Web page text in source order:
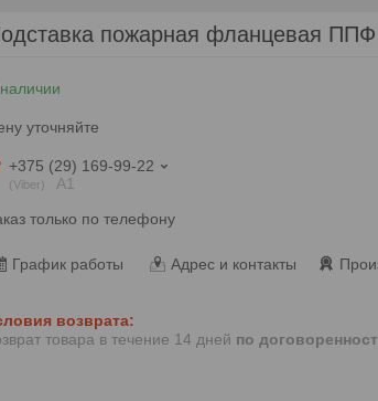
пожарная фланцевая ППФ
уточняйте
+375 (29) 169-99-22
Viber
А1
только по телефону
График работы Адрес и контакты
товара в течение 14 дней по